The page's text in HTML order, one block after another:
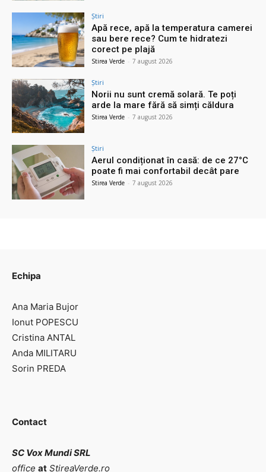
Știri
Apă rece, apă la temperatura camerei
sau bere rece? Cum te hidratezi
corect pe plajă
Stirea Verde - 7 august 2026
Știri
Norii nu sunt cremă solară. Te poți
arde la mare fără să simți căldura
Stirea Verde - 7 august 2026
Știri
Aerul condiționat în casă: de ce 27°C
poate fi mai confortabil decât pare
Stirea Verde - 7 august 2026
Echipa
Ana Maria Bujor
Ionut POPESCU
Cristina ANTAL
Anda MILITARU
Sorin PREDA
Contact
SC Vox Mundi SRL
office at StireaVerde.ro